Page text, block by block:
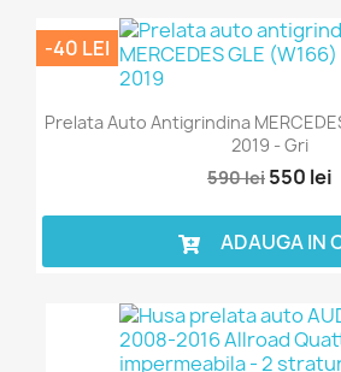
Prelata Auto Antigrindina
2019 - Gri
590 lei 550 lei
-40 LEI
ADAUGA IN
Intra in cont
produse in Lista de Favorite.
Anuleaza